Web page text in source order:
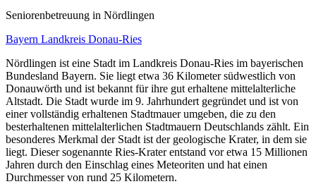
Senioren­betreuung in Nördlingen
Bayern Landkreis Donau-Ries
Nördlingen ist eine Stadt im Landkreis Donau-Ries im bayerischen
Bundesland Bayern. Sie liegt etwa 36 Kilometer südwestlich von
Donauwörth und ist bekannt für ihre gut erhaltene mittelalterliche
Altstadt. Die Stadt wurde im 9. Jahrhundert gegründet und ist von
einer vollständig erhaltenen Stadtmauer umgeben, die zu den
besterhaltenen mittelalterlichen Stadtmauern Deutschlands zählt. Ein
besonderes Merkmal der Stadt ist der geologische Krater, in dem sie
liegt. Dieser sogenannte Ries-Krater entstand vor etwa 15 Millionen
Jahren durch den Einschlag eines Meteoriten und hat einen
Durchmesser von rund 25 Kilometern.